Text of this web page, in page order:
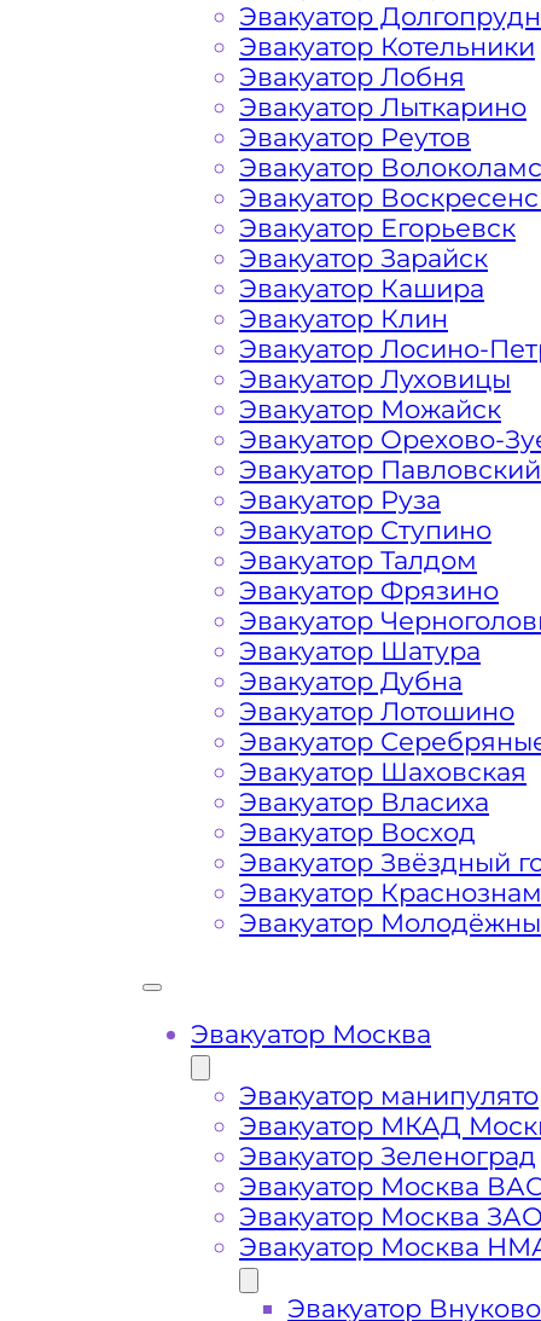
в сфере транспортировки и
Новая. Мы используем только
позволяет срочно и безопасно
Солнечногорского района, с
транспортного средства или ДТП.
списком услуг эвакуатора и их
и за пределами города
деревня Новая
Расчет стоимости эвакуатора за
каждом конкретном случае
готова порадовать доступными
автомобилистов и гостей Столицы.
На стоимость эвакуации
Габариты, вес и тип
Заказанный эвакуатор
платформой
Маршрут от места вызова
деревни Новая
передач (АКПП)
Сложная эвакуация при аварии,
Буксировка автомобиля из
Эвакуатор
Эвакуатор Котельники
Эвакуатор Лобня
Эвакуатор Лыткарино
Эвакуатор Реутов
Эвакуатор
Эвакуатор
Эвакуатор Егорьевск
Эвакуатор Зарайск
Эвакуатор Кашира
Эвакуатор Клин
Эвакуатор Лосино-
Эвакуатор Луховицы
Эвакуатор Можайск
Эвакуатор Орехово-
Эвакуатор
Эвакуатор Руза
Эвакуатор Ступино
Эвакуатор Талдом
Эвакуатор Фрязино
Эвакуатор
Эвакуатор Шатура
Эвакуатор Дубна
Эвакуатор Лотошино
Эвакуатор
Эвакуатор Шаховская
Эвакуатор Власиха
Эвакуатор Восход
Эвакуатор Звёздный
Эвакуатор
Эвакуатор
Эвакуатор Москва
Эвакуатор
Эвакуатор МКАД
Эвакуатор Зеленоград
Эвакуатор Москва
Эвакуатор Москва
Эвакуатор Москва
Эвакуатор Внуково